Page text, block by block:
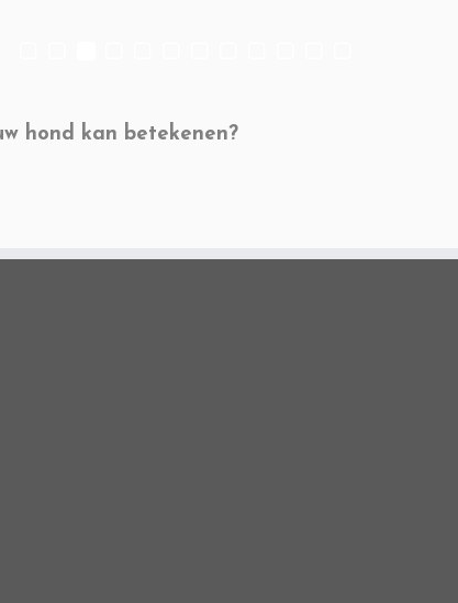
hond kan betekenen?